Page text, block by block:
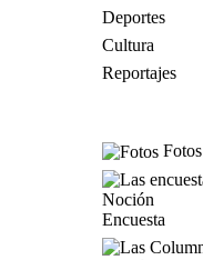
Deportes
Cultura
Reportajes
Fotos
Encuesta